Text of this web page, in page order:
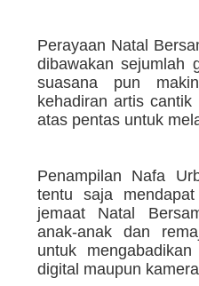
Perayaan Natal
dibawakan sejumlah
suasana pun
kehadiran artis
atas pentas untuk
Penampilan Nafa
tentu saja
jemaat Natal
anak-anak dan
untuk
digital maupun